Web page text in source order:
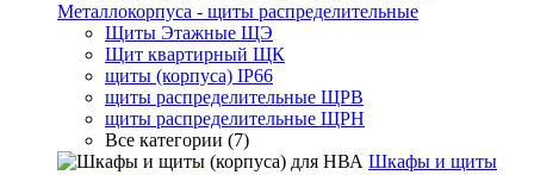
Металлокорпуса - щиты распределительные
Щиты Этажные ЩЭ
Щит квартирный ЩК
щиты (корпуса) IP66
щиты распределительные ЩРВ
щиты распределительные ЩРН
Все категории (7)
Шкафы и щиты